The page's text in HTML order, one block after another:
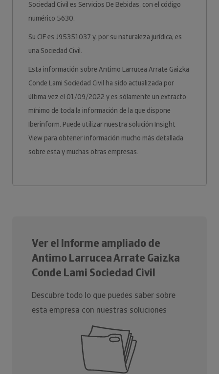
Sociedad Civil es Servicios De Bebidas, con el código
numérico 5630.
Su CIF es J95351037 y, por su naturaleza jurídica, es
una Sociedad Civil.
Esta información sobre Antimo Larrucea Arrate Gaizka
Conde Lami Sociedad Civil ha sido actualizada por
última vez el 01/09/2022 y es sólamente un extracto
mínimo de toda la información de la que dispone
Iberinform. Puede utilizar nuestra solución Insight
View para obtener información mucho más detallada
sobre esta y muchas otras empresas.
Ver el Informe ampliado de
Antimo Larrucea Arrate Gaizka
Conde Lami Sociedad Civil
Descubre todo lo que puedes saber sobre
esta empresa con nuestras soluciones